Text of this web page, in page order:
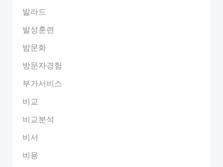
발라드
발성훈련
밤문화
방문자경험
부가서비스
비교
비교분석
비서
비용